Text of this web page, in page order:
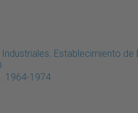
Establecimiento
1964-1974